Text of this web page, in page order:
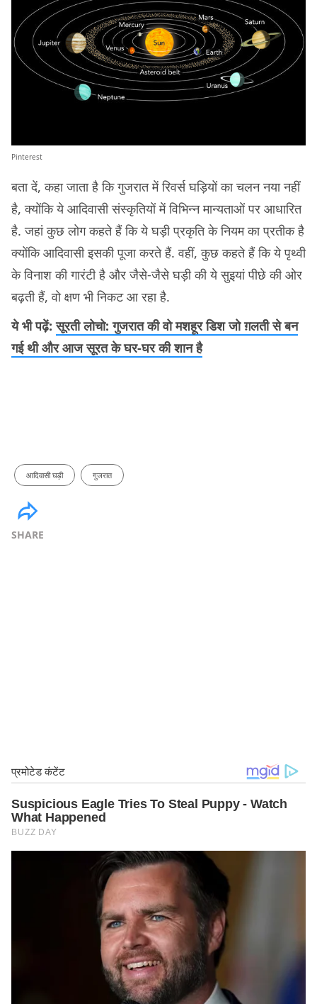
Pinterest
बता दें, कहा जाता है कि गुजरात में रिवर्स घड़ियों का चलन नया नहीं
है, क्योंकि ये आदिवासी संस्कृतियों में विभिन्न मान्यताओं पर आधारित
है. जहां कुछ लोग कहते हैं कि ये घड़ी प्रकृति के नियम का प्रतीक है
क्योंकि आदिवासी इसकी पूजा करते हैं. वहीं, कुछ कहते हैं कि ये पृथ्वी
के विनाश की गारंटी है और जैसे-जैसे घड़ी की ये सुइयां पीछे की ओर
बढ़ती हैं, वो क्षण भी निकट आ रहा है.
ये भी पढ़ें:सूरती लोचो: गुजरात की वो मशहूर डिश जो ग़लती से बन
गई थी और आज सूरत के घर-घर की शान है
आदिवासी घड़ी गुजरात
SHARE